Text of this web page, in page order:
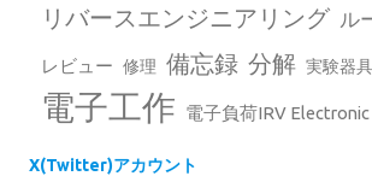
リバースエンジニアリング ル
レビュー 修理 備忘録 分解 実験器具
電子工作 電子負荷IRV Electronic
X(Twitter)アカウント